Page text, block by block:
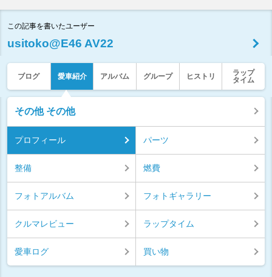
この記事を書いたユーザー
usitoko@E46 AV22
ブログ 愛車紹介 アルバム グループ ヒストリ
ラップ
タイム
その他 その他
プロフィール パーツ
整備 燃費
フォトアルバム フォトギャラリー
クルマレビュー ラップタイム
愛車ログ 買い物